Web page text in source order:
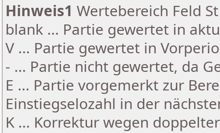
Hinweis1 Wertebereich Feld
blank ... Partie gewertet in
V ... Partie gewertet in
- ... Partie nicht gewertet, da
E ... Partie vorgemerkt zur
Einstiegselozahl in der
K ... Korrektur wegen